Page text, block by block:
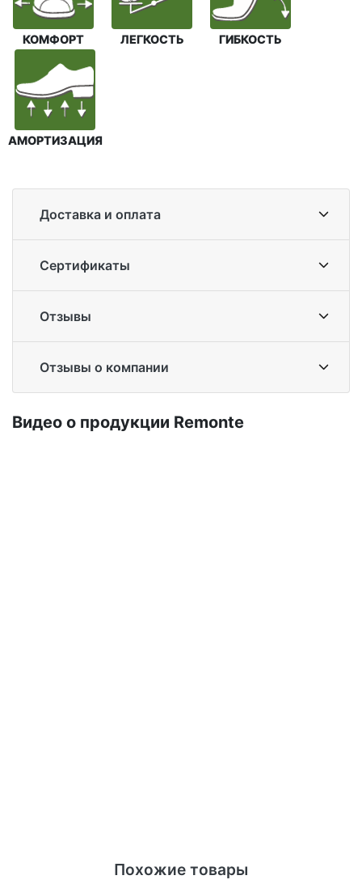
КОМФОРТ ЛЕГКОСТЬ ГИБКОСТЬ
АМОРТИЗАЦИЯ
Доставка и оплата
Сертификаты
Отзывы
Отзывы о компании
Ви­део о про­дук­ции Re­mon­te
Похожие товары